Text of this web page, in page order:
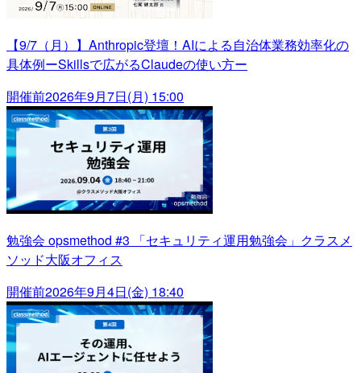
【9/7（月）】Anthropic登壇！AIによる自治体業務効率化の
具体例ーSkillsで広がるClaudeの使い方ー
開催前2026年9月7日(月) 15:00
勉強会 opsmethod #3 「セキュリティ運用勉強会」クラスメ
ソッド大阪オフィス
開催前2026年9月4日(金) 18:40